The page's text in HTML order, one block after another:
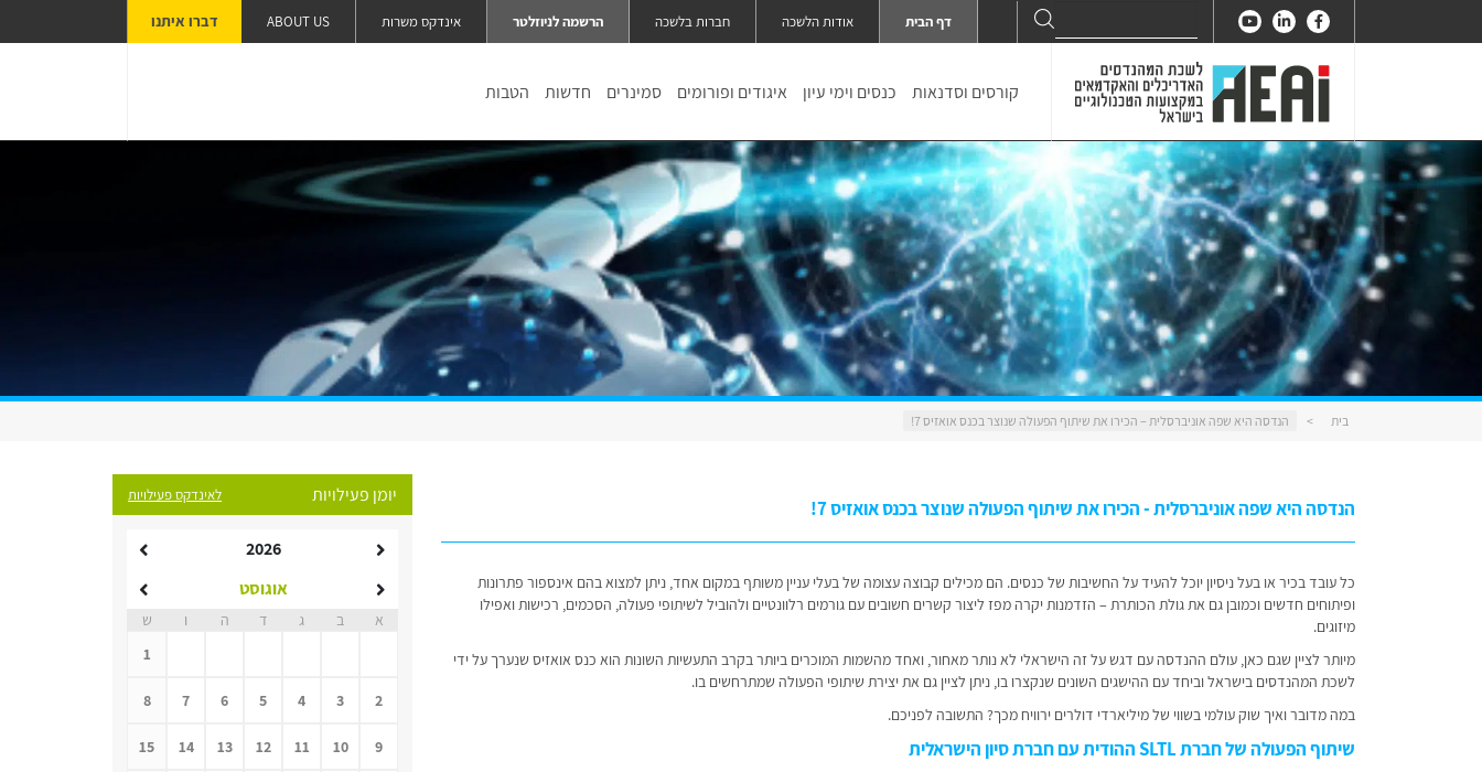
for:
Search דף הבית אודות הלשכה חברות בלשכה הרשמה לניוזלטר אינדקס משרות ABOUT US דברו איתנו
קורסים וסדנאות כנסים וימי עיון איגודים ופורומים סמינרים חדשות הטבות
בית > הנדסה היא שפה אוניברסלית – הכירו את שיתוף הפעולה שנוצר בכנס אואזיס 7!
הנדסה היא שפה אוניברסלית - הכירו את שיתוף הפעולה שנוצר בכנס אואזיס 7!
כל עובד בכיר או בעל ניסיון יוכל להעיד על החשיבות של כנסים. הם מכילים קבוצה עצומה של בעלי עניין משותף במקום אחד, ניתן למצוא בהם אינספור פתרונות
ופיתוחים חדשים וכמובן גם את גולת הכותרת – הזדמנות יקרה מפז ליצור קשרים חשובים עם גורמים רלוונטיים ולהוביל לשיתופי פעולה, הסכמים, רכישות ואפילו
מיזוגים.
מיותר לציין שגם כאן, עולם ההנדסה עם דגש על זה הישראלי לא נותר מאחור, ואחד מהשמות המוכרים ביותר בקרב התעשיות השונות הוא כנס אואזיס שנערך על ידי
לשכת המהנדסים בישראל וביחד עם ההישגים השונים שנקצרו בו, ניתן לציין גם את יצירת שיתופי הפעולה שמתרחשים בו.
במה מדובר ואיך שוק עולמי בשווי של מיליארדי דולרים ירוויח מכך? התשובה לפניכם.
שיתוף הפעולה של חברת SLTL ההודית עם חברת סיון הישראלית
יומן פעילויות לאינדקס פעילויות
2026
אוגוסט
א ב ג ד ה ו
ש
1
2
3
4
5
6
7
8
9
10
11
12
13
14
15